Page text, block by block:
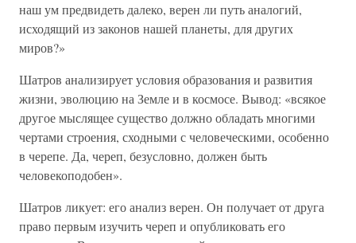
наш ум предвидеть далеко, верен ли путь аналогий,
исходящий из законов нашей планеты, для других
миров?»
Шатров анализирует условия образования и развития
жизни, эволюцию на Земле и в космосе. Вывод: «всякое
другое мыслящее существо должно обладать многими
чертами строения, сходными с человеческими, особенно
в черепе. Да, череп, безусловно, должен быть
человекоподобен».
Шатров ликует: его анализ верен. Он получает от друга
право первым изучить череп и опубликовать его